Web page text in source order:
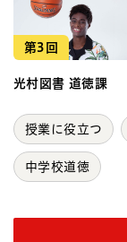
第3回
光村図書 道徳課
授業に役立つ
中学校道徳